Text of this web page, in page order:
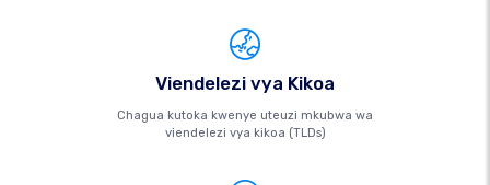
Viendelezi vya Kikoa
Chagua kutoka kwenye uteuzi mkubwa wa
viendelezi vya kikoa (TLDs)